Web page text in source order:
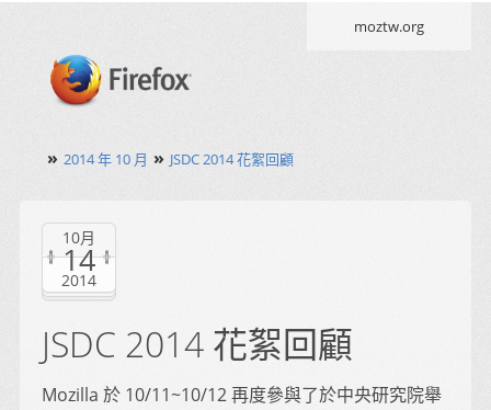
moztw.org
» 2014 年 10 月 » JSDC 2014 花絮回顧
10月
14
2014
JSDC 2014 花絮回顧
Mozilla 於 10/11~10/12 再度參與了於中央研究院舉